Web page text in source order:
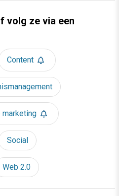
volg ze via een
Content
marketing
Social
Web 2.0